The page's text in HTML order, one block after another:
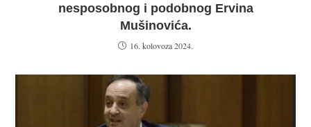
nesposobnog i podobnog Ervina
Mušinovića.
16. kolovoza 2024.